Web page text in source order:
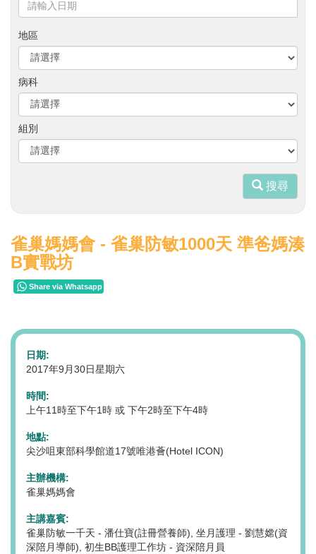
輸
入
日
地區
病科
組別
搜尋
雀巢媽媽會 - 雀巢防敏1000天 準爸媽湊
B實戰坊
Share via Whatsapp
日期:
2017年9月30日星期六
時間:
上午11時至下午1時 或 下午2時至下午4時
地點:
尖沙咀東部科學館道17號唯港薈(Hotel ICON)
主辦機構:
雀巢媽媽會
主講嘉賓:
雀巢防敏一千天 - 潘仕寶(註冊營養師), 坐月護理 - 劉慧嫦(資
深陪月導師), 初生BB護理工作坊 - 資深陪月員